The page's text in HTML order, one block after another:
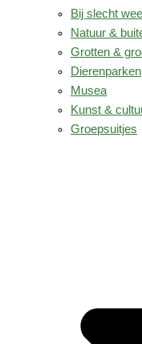
Bij slecht
Natuur &
Grotten &
Dierenparken
Musea
Kunst &
Groepsuitjes